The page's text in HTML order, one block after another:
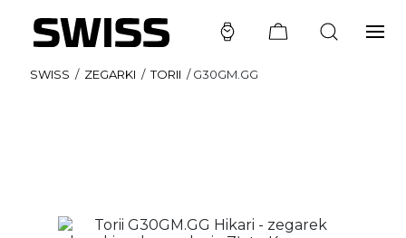
SWISS / ZEGARKI / TORII /G30GM.GG